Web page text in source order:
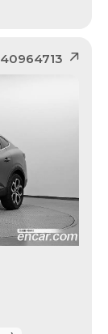
40964713